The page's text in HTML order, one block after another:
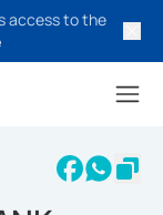
access to the